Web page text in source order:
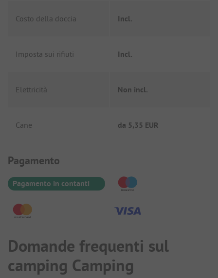
Costo della doccia Incl.
Imposta sui rifiuti Incl.
Elettricità Non incl.
Cane da 5,35 EUR
Informazioni sul pagamento
Pagamento
Pagamento in contanti
Domande frequenti sul
camping Camping